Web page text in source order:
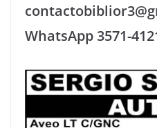
WhatsApp 3571-